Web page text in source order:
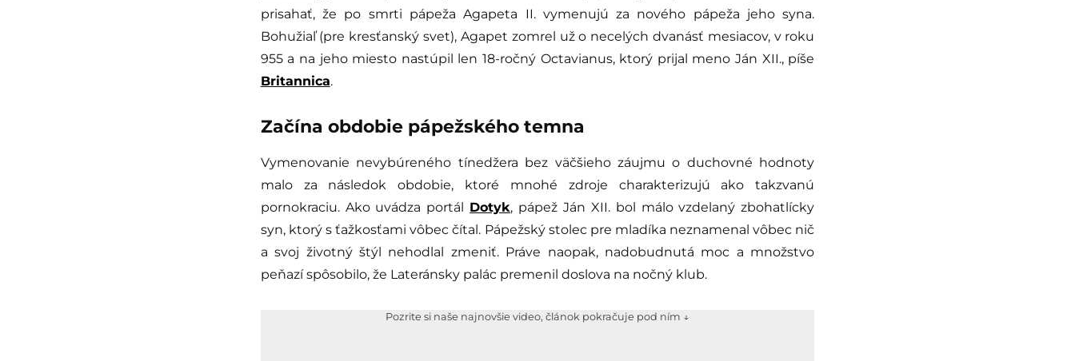
prisahať, že po smrti pápeža Agapeta II. vymenujú za nového pápeža jeho syna.
Bohužiaľ (pre kresťanský svet), Agapet zomrel už o necelých dvanásť mesiacov, v roku
955 a na jeho miesto nastúpil len 18-ročný Octavianus, ktorý prijal meno Ján XII., píše
Britannica.
Začína obdobie pápežského temna
Vymenovanie nevybúreného tínedžera bez väčšieho záujmu o duchovné hodnoty
malo za následok obdobie, ktoré mnohé zdroje charakterizujú ako takzvanú
pornokraciu. Ako uvádza portál Dotyk, pápež Ján XII. bol málo vzdelaný zbohatlícky
syn, ktorý s ťažkosťami vôbec čítal. Pápežský stolec pre mladíka neznamenal vôbec nič
a svoj životný štýl nehodlal zmeniť. Práve naopak, nadobudnutá moc a množstvo
peňazí spôsobilo, že Lateránsky palác premenil doslova na nočný klub.
Pozrite si naše najnovšie video, článok pokračuje pod ním ↓